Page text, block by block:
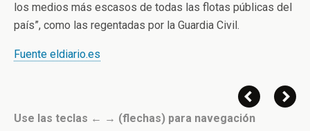
los medios más escasos de todas las flotas públicas del
país”, como las regentadas por la Guardia Civil.
Fuente eldiario.es
Use las teclas ← → (flechas) para navegación